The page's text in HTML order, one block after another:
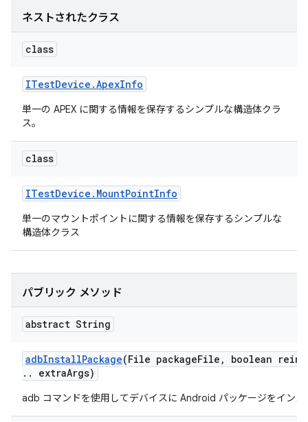
ネストされたクラス
class
ITestDevice .ApexInfo
単一の APEX に関する情報を保存するシンプルな構造体クラ
ス。
class
ITestDevice . MountPointInfo
単一のマウントポイントに関する情報を保存するシンプルな
構造体クラス
パブリック メソッド
abstract String
adbInstallPackage(File packageFile ,
boolean
. . extraArgs)
adb コマンドを使用してデバイスに Android パッケージをインス